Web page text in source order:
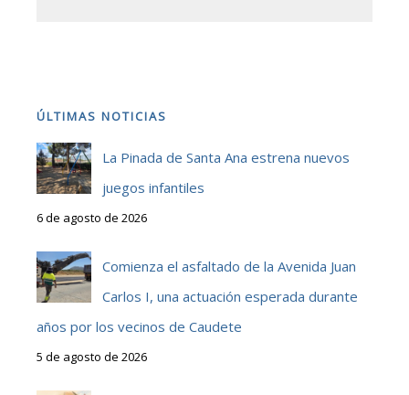
ÚLTIMAS NOTICIAS
La Pinada de Santa Ana estrena nuevos
juegos infantiles
6 de agosto de 2026
Comienza el asfaltado de la Avenida Juan
Carlos I, una actuación esperada durante
años por los vecinos de Caudete
5 de agosto de 2026